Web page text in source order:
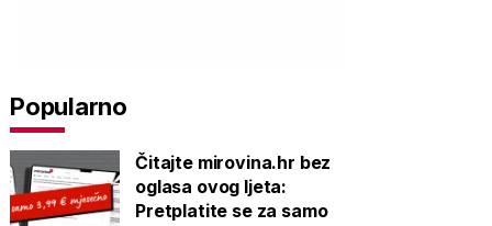
Popularno
Čitajte mirovina.hr bez
oglasa ovog ljeta:
Pretplatite se za samo